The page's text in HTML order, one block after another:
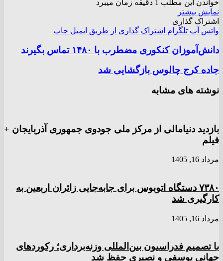
خواندن این مطلب 1 دقیقه زمان میبرد
نمایش بیشتر
اشتراک گذاری
واتس آپ تلگرام اشتراک گذاری از طریق ایمیل چاپ
دانش‌آموزان کنکوری مضطرب با ۱۴۸۰ تماس بگیرند
جاده کرج چالوس بازگشایی شد
نوشته های مشابه
بازدید دنیامالی از مرکز ملی جودوی جمهوری آذربایجان +
فیلم
مرداد 16, 1405
۷۳۸۰ دستگاه اتوبوس برای جابه‌جایی زائران اربعین به
کارگیری شد
مرداد 16, 1405
با تصمیم فدراسیون بین‌المللی وزنه‌برداری؛ رکورد‌های
جهانی یوسفی و نصیری حفظ شد